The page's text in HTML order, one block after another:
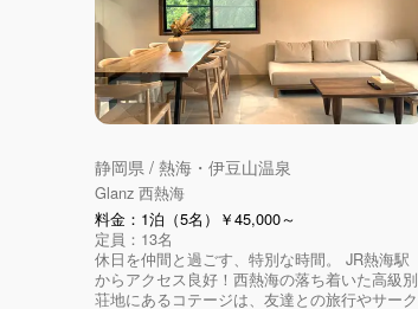
静岡県 / 熱海・伊豆山温泉
Glanz 西熱海
料金：1泊（5名）￥45,000～
定員：13名
休日を仲間と過ごす、特別な時間。 JR熱海駅
からアクセス良好！西熱海の落ち着いた高級別
荘地にあるコテージは、友達との旅行やサーク